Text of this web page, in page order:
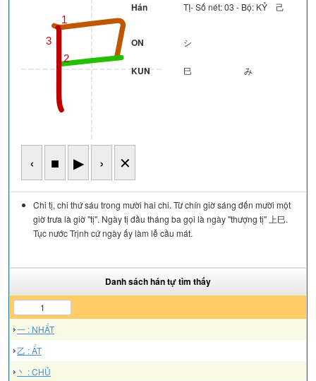
1
2
3
‹ ■ ▶ › ✕
Hán TỊ- Số nét: 03 - Bộ: KỶ 己
ON シ
KUN 巳 み
Chi tị, chi thứ sáu trong mười hai chi. Từ chín giờ sáng đến mười một
giờ trưa là giờ "tị". Ngày tị đầu tháng ba gọi là ngày "thượng tị" 上巳.
Tục nước Trịnh cứ ngày ấy làm lễ cầu mát.
Danh sách hán tự tìm thấy
1
一 : NHẤT
乙 : ẤT
丶 : CHỦ